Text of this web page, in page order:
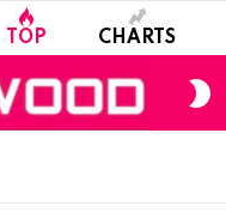
TOP CHARTS